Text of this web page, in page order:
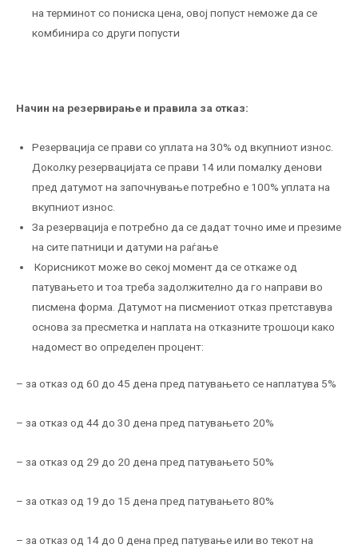
на терминот со пониска цена, овој попуст неможе да се
комбинира со други попусти
Начин на резервирање и правила за отказ:
Резервација се прави со уплата на 30% од вкупниот износ.
Доколку резервацијата се прави 14 или помалку денови
пред датумот на започнување потребно е 100% уплата на
вкупниот износ.
За резервација е потребно да се дадат точно име и презиме
на сите патници и датуми на раѓање
Корисникот може во секој момент да се откаже од
патувањето и тоа треба задолжително да го направи во
писмена форма. Датумот на писмениот отказ претставува
основа за пресметка и наплата на отказните трошоци како
надомест во определен процент:
– за отказ од 60 до 45 дена пред патувањето се наплатува 5%
– за отказ од 44 до 30 дена пред патувањето 20%
– за отказ од 29 до 20 дена пред патувањето 50%
– за отказ од 19 до 15 дена пред патувањето 80%
– за отказ од 14 до 0 дена пред патување или во текот на